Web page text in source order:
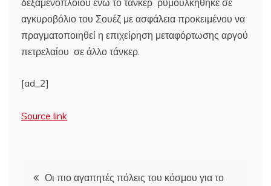
δεξαμενόπλοιου ενώ το τάνκερ ρυμουλκήθηκε σε
αγκυροβόλιο του Σουέζ με ασφάλεια προκειμένου να
πραγματοποιηθεί η επιχείρηση μεταφόρτωσης αργού
πετρελαίου σε άλλο τάνκερ.
[ad_2]
Source link
Πλοήγηση
Οι πιο αγαπητές πόλεις του κόσμου για το